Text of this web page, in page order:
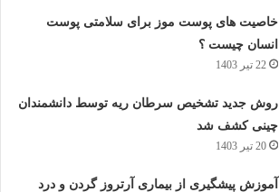
خاصیت های پوست موز برای سلامتی پوست
انسان چیست ؟
22 تیر 1403
روش جدید تشخیص سرطان ریه توسط دانشمندان
چینی کشف شد
20 تیر 1403
آموزش پیشگیری از بیماری آرتروز گردن و درد